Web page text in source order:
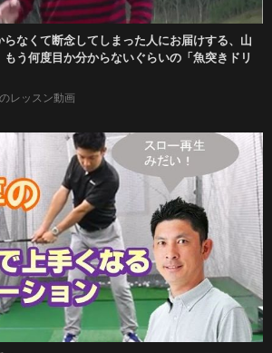
らなくて断念してしまった人にお届けする、山
う何度目か分からないぐらいの「魚突きドリ
レッスン動画